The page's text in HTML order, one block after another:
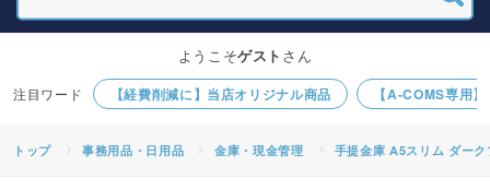
【経費削減に】当店オリジナル商品 【A-COMS専用
ようこそゲスト さん
トップ 事務用品・日用品 金庫・現金管理 手提金庫 A5スリム ダーク